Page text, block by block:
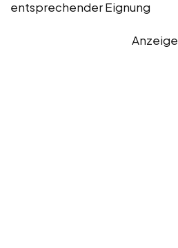
entsprechender Eignung
Anzeige